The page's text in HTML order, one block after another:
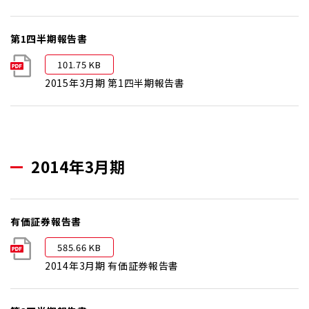
第1四半期報告書
101.75 KB
2015年3月期 第1四半期報告書
2014年3月期
有価証券報告書
585.66 KB
2014年3月期 有価証券報告書